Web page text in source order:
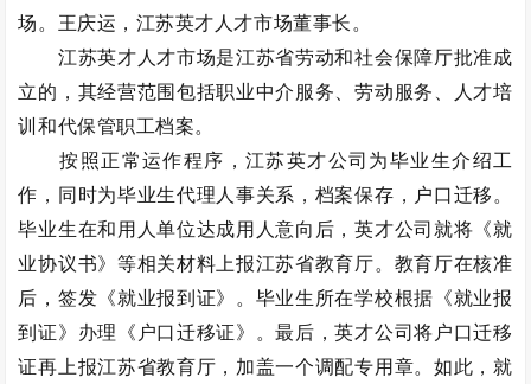
场。王庆运，江苏英才人才市场董事长。
江苏英才人才市场是江苏省劳动和社会保障厅批准成
立的，其经营范围包括职业中介服务、劳动服务、人才培
训和代保管职工档案。
按照正常运作程序，江苏英才公司为毕业生介绍工
作，同时为毕业生代理人事关系，档案保存，户口迁移。
毕业生在和用人单位达成用人意向后，英才公司就将《就
业协议书》等相关材料上报江苏省教育厅。教育厅在核准
后，签发《就业报到证》。毕业生所在学校根据《就业报
到证》办理《户口迁移证》。最后，英才公司将户口迁移
证再上报江苏省教育厅，加盖一个调配专用章。如此，就